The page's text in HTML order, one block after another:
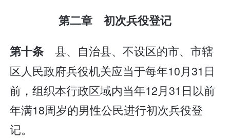
第二章 初次兵役登记
第十条县、自治县、不设区的市、市辖
区人民政府兵役机关应当于每年10月31日
前，组织本行政区域内当年12月31日以前
年满18周岁的男性公民进行初次兵役登
记。